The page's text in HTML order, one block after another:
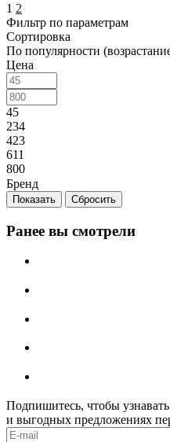
1 2
Фильтр по параметрам
Сортировка
По популярности
Цена
45
234
423
611
800
Бренд
Сбросить
Ранее вы смотрели
Подпишитесь, чтобы
и выгодных предложениях